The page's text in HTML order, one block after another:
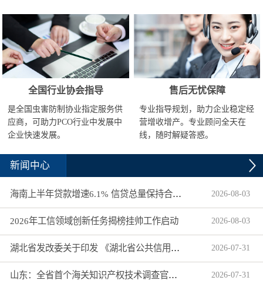
全国行业协会指导
是全国虫害防制协业指定服务供
应商，可助力PCO行业中发展中
企业快速发展。
售后无忧保障
专业指导规划，助力企业稳定经
营增收增产。专业顾问全天在
线，随时解疑答惑。
新闻中心
海南上半年贷款增速6.1% 信贷总量保持合理平稳增长 2026-08-03
2026年工信领域创新任务揭榜挂帅工作启动 2026-08-03
湖北省发改委关于印发 《湖北省公共信用信息目录（2026年版）》的通知 2026-07-31
山东：全省首个海关知识产权技术调查官制度落地济南自贸片区 2026-07-31